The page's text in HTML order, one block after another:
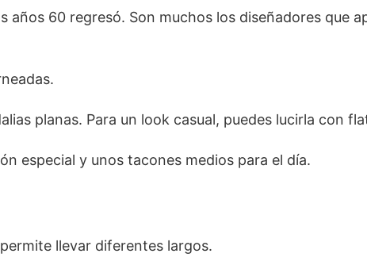
años 60 regresó. Son muchos los diseñadores que
planas. Para un look casual, puedes lucirla con
especial y unos tacones medios para el día.
llevar diferentes largos.